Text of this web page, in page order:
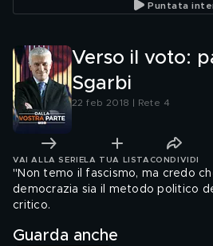
Puntata
Verso il voto:
Sgarbi
22 feb 2018 | Rete 4
VAI ALLA SERIE LA TUA LISTA CONDIVIDI
"Non temo il fascismo, ma credo
democrazia sia il metodo politico
critico.
Guarda anche